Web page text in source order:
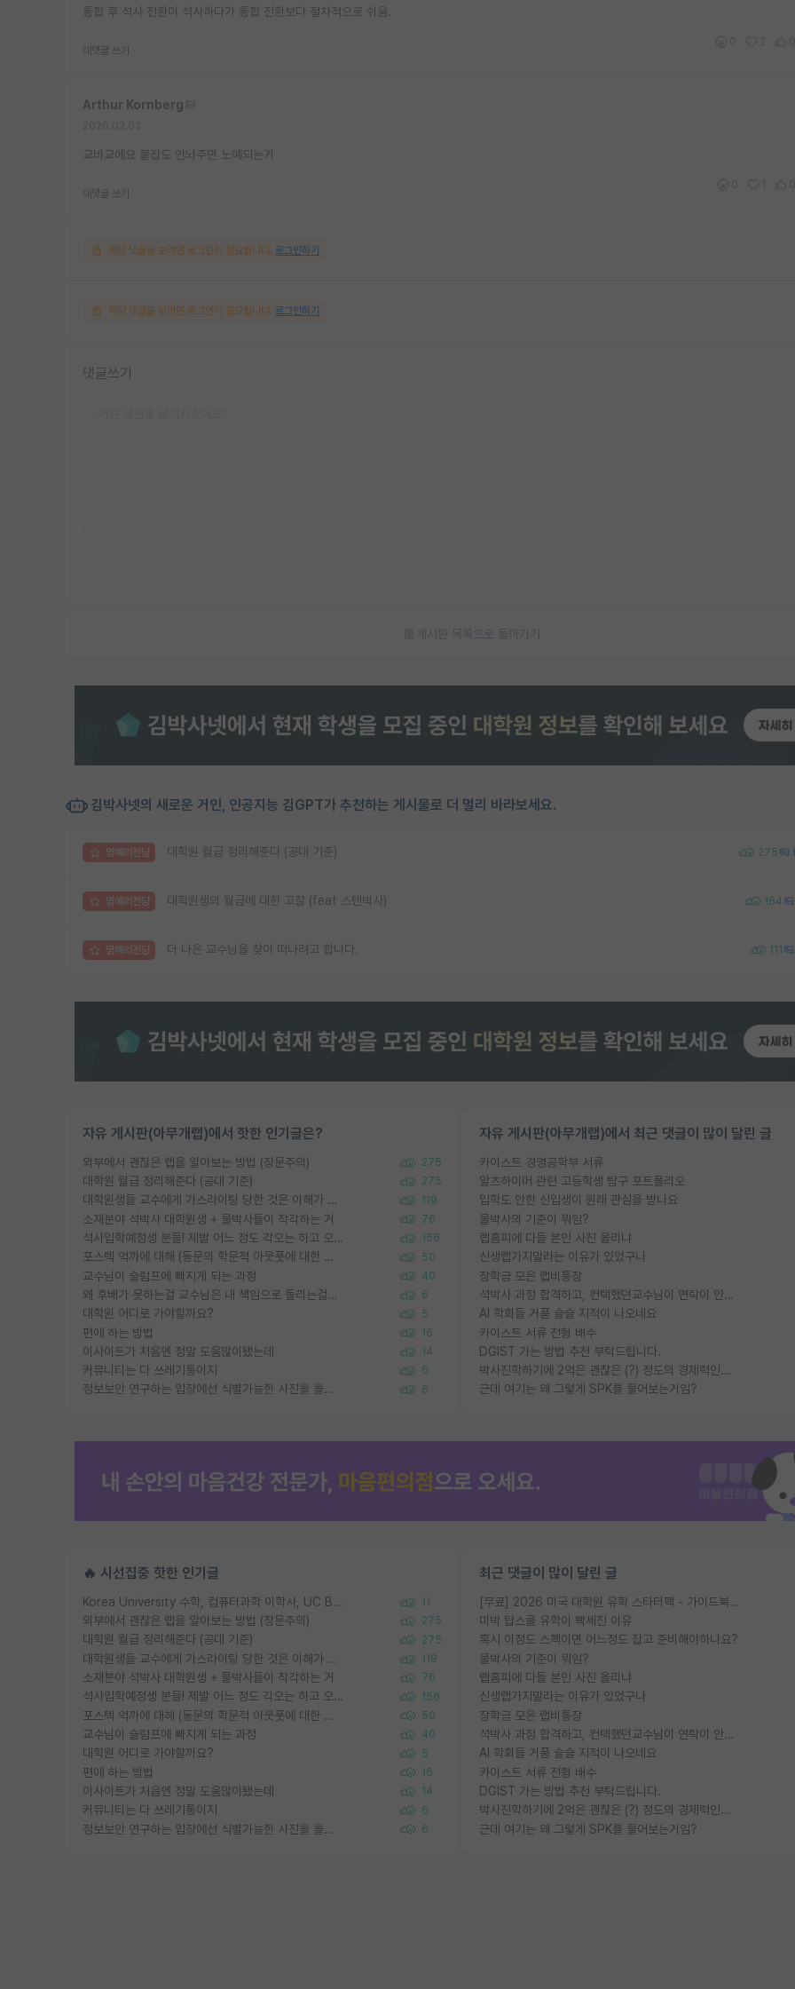
통합 후 석사 전환이 석사하다가 통합 전환보다 절차적으로 쉬움.
대댓글 쓰기
Arthur Kornberg
교바교에요 붙잡도 안놔주면 노예되는거
대댓글 쓰기
해당 댓글을 보려면 로그인이 필요합니다. 로그인하기
해당 댓글을 보려면 로그인이 필요합니다. 로그인하기
댓글쓰기
게시판 목록으로 돌아가기
김박사넷의 새로운 거인, 인공지능 김GPT가 추천하는 게시물로 더 멀리 바라보세요.
명예의전당 대학원 월급 정리해준다 (공대 기준) 275
명예의전당 대학원생의 월급에 대한 고찰 (feat 스탠박사) 164
명예의전당 더 나은 교수님을 찾아 떠나려고 합니다. 111
자유 게시판(아무개랩)에서 핫한 인기글은?
외부에서 괜찮은 랩을 알아보는 방법 (장문주의) 275
대학원 월급 정리해준다 (공대 기준) 275
대학원생들 교수에게 가스라이팅 당한 것은 이해가 갑니다. 안타깝네요. 119
소재분야 석박사 대학원생 + 물박사들이 착각하는 거 76
석사입학예정생 분들! 제발 어느 정도 각오는 하고 오세요. 156
포스텍 억까에 대해 (동문의 학문적 아웃풋에 대한 반박) 50
교수님이 슬럼프에 빠지게 되는 과정 40
왜 후배가 못하는걸 교수님은 내 책임으로 돌리는걸까요? 6
대학원 어디로 가야할까요? 5
편애 하는 방법 16
이사이트가 처음엔 정말 도움많이됐는데 14
커뮤니티는 다 쓰레기통이지 6
정보보안 연구하는 입장에선 식별가능한 사진을 올리는건 비추이긴함 6
자유 게시판(아무개랩)에서 최근 댓글이 많이 달린 글
카이스트 경영공학부 서류
알츠하이머 관련 고등학생 탐구 포트폴리오
입학도 안한 신입생이 원래 관심을 받나요
물박사의 기준이 뭐임?
랩홈피에 다들 본인 사진 올리냐
신생랩가지말라는 이유가 있었구나
장학금 모은 랩비통장
석박사 과정 합격하고, 컨택했던교수님이 연락이 안됩니다...
AI 학회들 거품 슬슬 지적이 나오네요
카이스트 서류 전형 배수
DGIST 가는 방법 추천 부탁드립니다.
박사진학하기에 2억은 괜찮은 (?) 정도의 경제력인가요
근데 여기는 왜 그렇게 SPK를 물어보는거임?
🔥 시선집중 핫한 인기글
Korea University 수학, 컴퓨터과학 이학사, UC Berkeley 산업공학 대학원 공학박사가 되는 것은 쉽지 않겠죠? 11
외부에서 괜찮은 랩을 알아보는 방법 (장문주의) 275
대학원 월급 정리해준다 (공대 기준) 275
대학원생들 교수에게 가스라이팅 당한 것은 이해가 갑니다. 안타깝네요. 119
소재분야 석박사 대학원생 + 물박사들이 착각하는 거 76
석사입학예정생 분들! 제발 어느 정도 각오는 하고 오세요. 156
포스텍 억까에 대해 (동문의 학문적 아웃풋에 대한 반박) 50
교수님이 슬럼프에 빠지게 되는 과정 40
대학원 어디로 가야할까요? 5
편애 하는 방법 16
이사이트가 처음엔 정말 도움많이됐는데 14
커뮤니티는 다 쓰레기통이지 6
정보보안 연구하는 입장에선 식별가능한 사진을 올리는건 비추이긴함 6
최근 댓글이 많이 달린 글
[무료] 2026 미국 대학원 유학 스타터팩 - 가이드북 & 합격자 컨택메일 템플릿
미박 탑스쿨 유학이 빡세진 이유
혹시 이정도 스펙이면 어느정도 잡고 준비해야하나요?
물박사의 기준이 뭐임?
랩홈피에 다들 본인 사진 올리냐
신생랩가지말라는 이유가 있었구나
장학금 모은 랩비통장
석박사 과정 합격하고, 컨택했던교수님이 연락이 안됩니다...
AI 학회들 거품 슬슬 지적이 나오네요
카이스트 서류 전형 배수
DGIST 가는 방법 추천 부탁드립니다.
박사진학하기에 2억은 괜찮은 (?) 정도의 경제력인가요
근데 여기는 왜 그렇게 SPK를 물어보는거임?